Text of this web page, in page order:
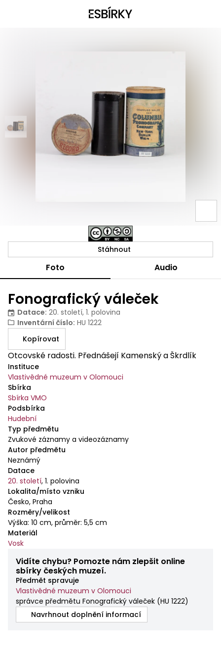
Fonografický váleček
Datace: 20. století, 1. polovina
Inventární číslo: HU 1222
Kopírovat
Otcovské radosti. Přednášejí Kamenský a Škrdlík
Instituce
Vlastivědné muzeum v Olomouci
Sbírka
Sbírka VMO
Podsbírka
Hudební
Typ předmětu
Zvukové záznamy a videozáznamy
Autor předmětu
Neznámý
Datace
20. století, 1. polovina
Lokalita/místo vzniku
Česko, Praha
Rozměry/velikost
Výška: 10 cm, průměr: 5,5 cm
Materiál
Vosk
Vidíte chybu? Pomozte nám zlepšit online
sbírky českých muzeí.
Předmět spravuje
Vlastivědné muzeum v Olomouci
správce předmětu Fonografický váleček (HU 1222)
Navrhnout doplnění informací
Stáhnout
Foto Audio